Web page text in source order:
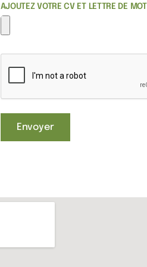
AJOUTEZ VOTRE CV ET LETTRE DE
Envoyer